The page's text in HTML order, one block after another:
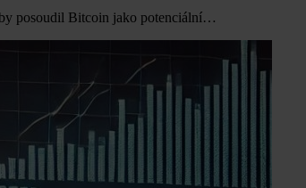
posoudil Bitcoin jako potenciální…